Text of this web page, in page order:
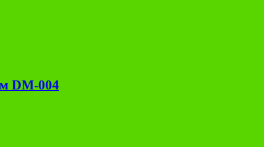
DM-004